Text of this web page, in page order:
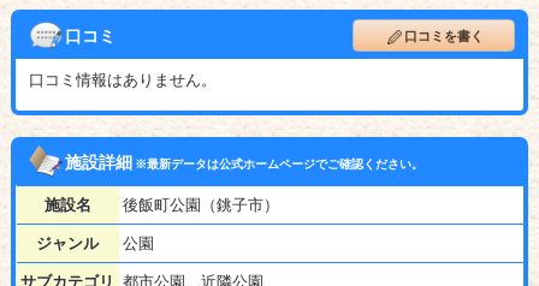
口コミ 口コミを書く
口コミ情報はありません。
施設詳細※最新データは公式ホームページでご確認ください。
施設名 後飯町公園（銚子市）
ジャンル 公園
サブカテゴリ 都市公園、近隣公園